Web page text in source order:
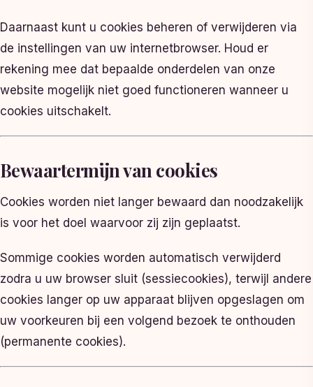
Daarnaast kunt u cookies beheren of verwijderen via
de instellingen van uw internetbrowser. Houd er
rekening mee dat bepaalde onderdelen van onze
website mogelijk niet goed functioneren wanneer u
cookies uitschakelt.
Bewaartermijn van cookies
Cookies worden niet langer bewaard dan noodzakelijk
is voor het doel waarvoor zij zijn geplaatst.
Sommige cookies worden automatisch verwijderd
zodra u uw browser sluit (sessiecookies), terwijl andere
cookies langer op uw apparaat blijven opgeslagen om
uw voorkeuren bij een volgend bezoek te onthouden
(permanente cookies).